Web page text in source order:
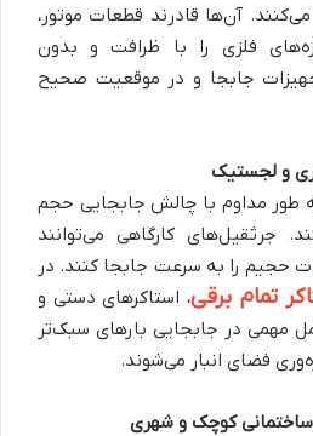
آن‌ها قادرند قطعات موتور،
فلزی را با ظرافت و بدون
جابجا و در موقعیت صحیح
و لجستیک
طور مداوم با چالش جابجایی حجم
جرثقیل‌های کارگاهی می‌توانند
حجیم را به سرعت جابجا کنند. در
تمام برقی، استاکرهای دستی و
مهمی در جابجایی بارهای سبک‌تر
فضای انبار می‌شوند.
کوچک و شهری